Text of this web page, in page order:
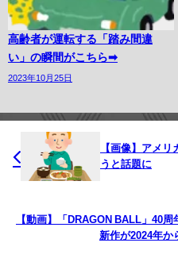
高齢者が運転する「踏み間違
い」の瞬間がこちら➡︎
2023年10月25日
【画像】アメ
うと話題に
【動画】「DRAGON BALL」40
新作が2024年か